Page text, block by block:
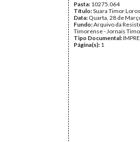
Pasta: 10275.064
Título:Suara Timor
Data: Quarta, 28 de
Fundo:Arquivo da
Timorense - Jornais
Tipo Documental:
Página(s): 1